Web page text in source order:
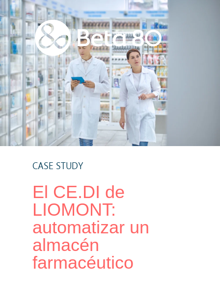
CASE STUDY
El CE.DI de
LIOMONT:
automatizar un
almacén
farmacéutico